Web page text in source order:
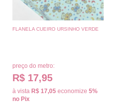
FLANELA CUEIRO URSINHO VERDE
preço do metro:
R$ 17,95
à vista R$ 17,05 economize 5%
no Pix